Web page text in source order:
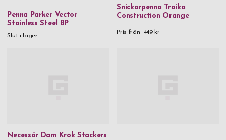
Penna Parker Vector
Stainless Steel BP
Slut i lager
Snickarpenna Troika
Construction Orange
Pris från 449 kr
Necessär Dam Krok Stackers